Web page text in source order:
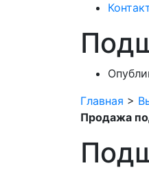
Главная >
Продажа